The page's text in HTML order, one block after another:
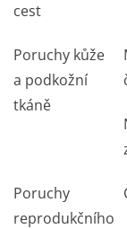
cest
Poruchy kůže
a podkožní
tkáně
Poruchy
reprodukčního